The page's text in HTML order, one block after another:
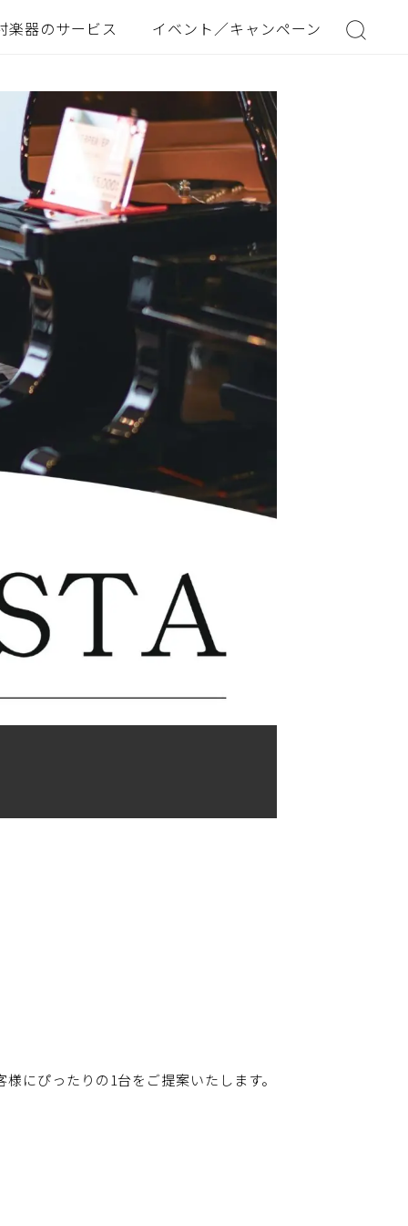
楽器のサービス イベント／キャンペーン
にぴったりの1台をご提案いたします。